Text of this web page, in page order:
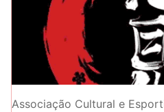
Associação Cultural e